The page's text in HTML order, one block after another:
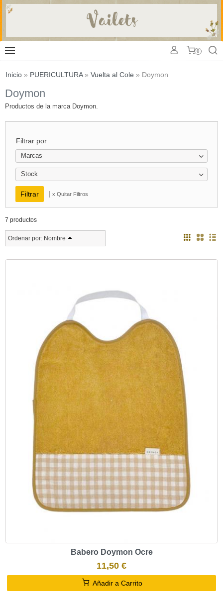
0
Inicio » PUERICULTURA» Vuelta al Cole » Doymon
Doymon
Productos de la marca Doymon.
Filtrar por
Marcas
Stock
| x Quitar Filtros
7 productos
Ordenar por: Nombre
Babero Doymon Ocre
11,50 €
Añadir a Carrito